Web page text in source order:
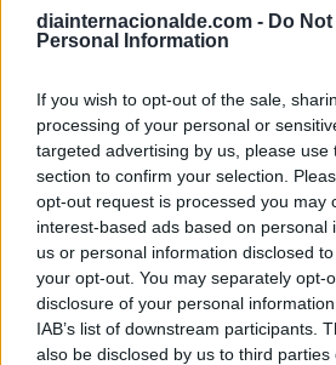
diainternacionalde.com - Do
Personal Information
If you wish to opt-out of the sale,
processing of your personal or
targeted advertising by us, please use
section to confirm your selection.
opt-out request is processed you may
interest-based ads based on personal
us or personal information disclosed
your opt-out. You may separately opt-
disclosure of your personal
IAB’s list of downstream participants.
also be disclosed by us to third parties
Beethoven estrena la Novena
(Austria).
Efemérides de mayo